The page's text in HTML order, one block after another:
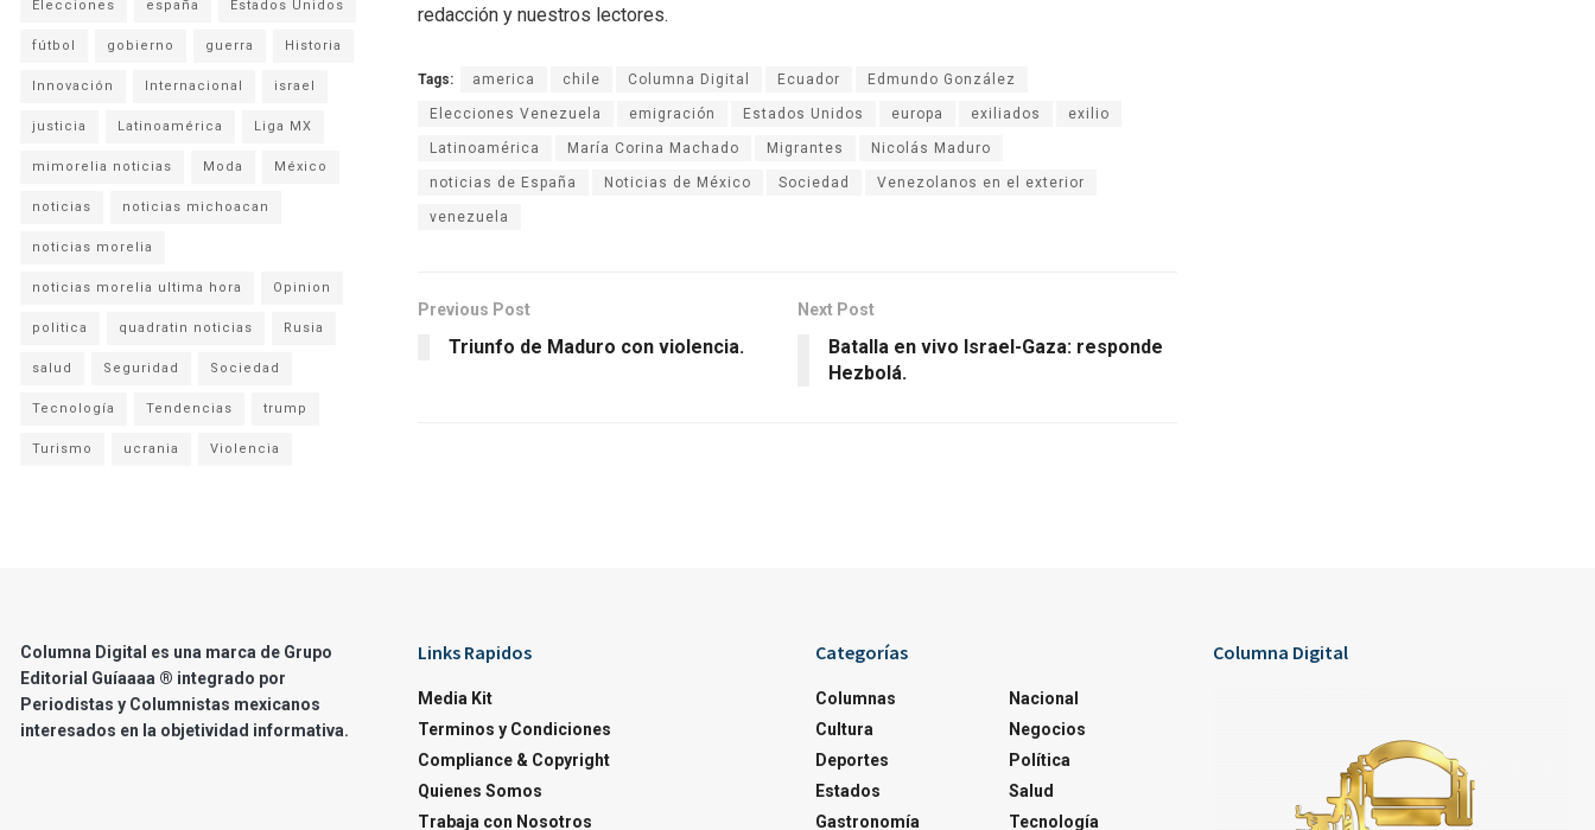
redacción y nuestros lectores.
Tags: america chile Columna Digital Ecuador Edmundo González
Elecciones Venezuela emigración Estados Unidos europa exiliados exilio
Latinoamérica María Corina Machado Migrantes Nicolás Maduro
noticias de España Noticias de México Sociedad Venezolanos en el exterior
venezuela
Previous Post
Triunfo de Maduro con violencia.
Next Post
Batalla en vivo Israel-Gaza: responde
Hezbolá.
Elecciones españa Estados Unidos
fútbol gobierno guerra Historia
Innovación Internacional israel
justicia Latinoamérica Liga MX
mimorelia noticias Moda México
noticias noticias michoacan
noticias morelia
noticias morelia ultima hora Opinion
politica quadratin noticias Rusia
salud Seguridad Sociedad
Tecnología Tendencias trump
Turismo ucrania Violencia
Columna Digital es una marca de Grupo
Editorial Guíaaaa ® integrado por
Periodistas y Columnistas mexicanos
interesados en la objetividad informativa.
Links Rapidos
Media Kit
Terminos y Condiciones
Compliance & Copyright
Quienes Somos
Trabaja con Nosotros
Categorías
Columnas
Cultura
Deportes
Estados
Gastronomía
Nacional
Negocios
Política
Salud
Tecnología
Columna Digital